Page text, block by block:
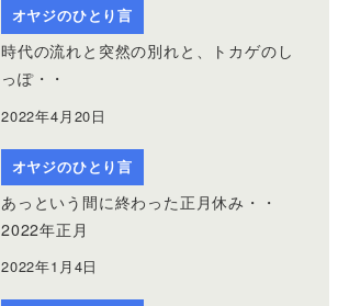
オヤジのひとり言
時代の流れと突然の別れと、トカゲのし
っぽ・・
2022年4月20日
オヤジのひとり言
あっという間に終わった正月休み・・
2022年正月
2022年1月4日